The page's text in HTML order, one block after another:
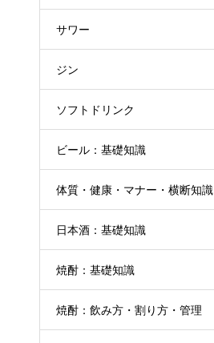
サワー
ジン
ソフトドリンク
ビール：基礎知識
体質・健康・マナー・横断知識
日本酒：基礎知識
焼酎：基礎知識
焼酎：飲み方・割り方・管理